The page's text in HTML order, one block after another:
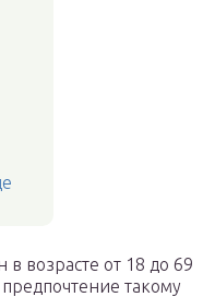
возрасте от 18 до 69
такому